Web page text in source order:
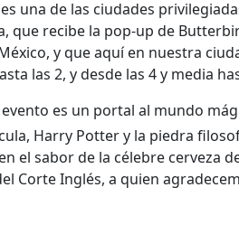
una de las ciudades
que recibe la pop-up de
y que aquí en nuestra
las 2, y desde las 4 y media
evento es un portal al mundo
Harry Potter y la piedra
el sabor de la célebre cerveza
Corte Inglés, a quien